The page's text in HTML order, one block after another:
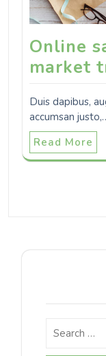
Online
market
Duis dapibus,
accumsan
Read More